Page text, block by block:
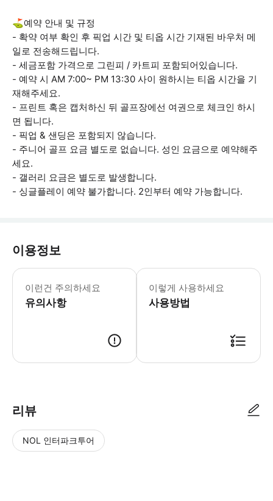
⛳예약 안내 및 규정
- 확약 여부 확인 후 픽업 시간 및 티옵 시간 기재된 바우처 메
일로 전송해드립니다.
- 세금포함 가격으로 그린피 / 카트피 포함되어있습니다.
- 예약 시 AM 7:00~ PM 13:30 사이 원하시는 티옵 시간을 기
재해주세요.
- 프린트 혹은 캡처하신 뒤 골프장에선 여권으로 체크인 하시
면 됩니다.
- 픽업 & 샌딩은 포함되지 않습니다.
- 주니어 골프 요금 별도로 없습니다. 성인 요금으로 예약해주
세요.
- 갤러리 요금은 별도로 발생합니다.
​​​​​​​- 싱글플레이 예약 불가합니다. 2인부터 예약 가능합니다.
이용정보
이런건 주의하세요
유의사항
[주의사항] - 사이판은 캐디가 없습니
이렇게 사용하세요
사용방법
리뷰
NOL 인터파크투어